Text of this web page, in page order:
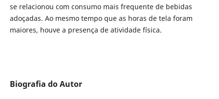
se relacionou com consumo mais frequente de bebidas
adoçadas. Ao mesmo tempo que as horas de tela foram
maiores, houve a presença de atividade física.
Biografia do Autor